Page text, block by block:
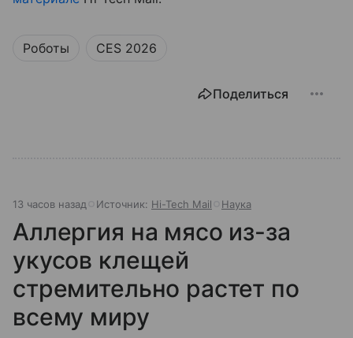
Роботы CES 2026
Поделиться
13 часов назад Источник: Hi-Tech Mail Наука
Аллергия на мясо из-за
укусов клещей
стремительно растет по
всему миру